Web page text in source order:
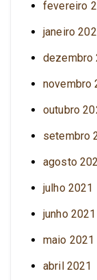
fevereiro
janeiro
dezembro
novembro
outubro
setembro
agosto
julho 2021
junho 2021
maio 2021
abril 2021